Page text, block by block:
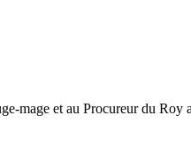
mage et au Procureur du Roy